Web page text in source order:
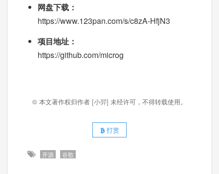
网盘下载：
https://www.123pan.com/s/c8zA-HfjN3
项目地址：
https://github.com/microg
© 本文著作权归作者 [小羿] 未经许可，不得转载使用。
打赏
开源 谷歌